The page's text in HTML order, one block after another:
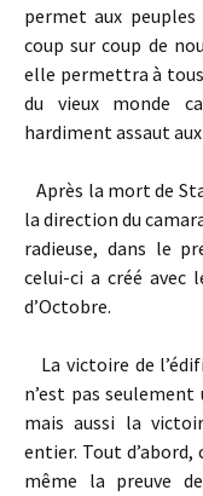
permet aux
coup sur coup de
elle permettra à tous
du vieux monde
hardiment assaut
Après la mort de
la direction du
radieuse, dans le
celui-ci a créé avec
d’Octobre.
La victoire de
n’est pas
mais aussi la
entier. Tout
même la preuve